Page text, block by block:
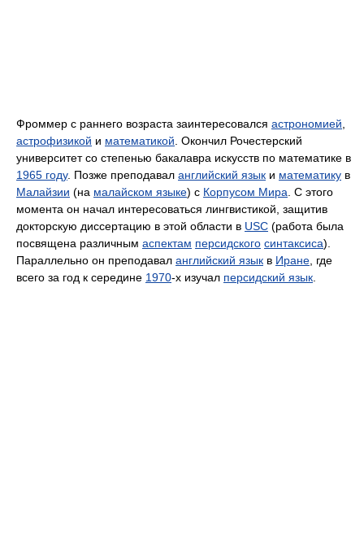
Фроммер с раннего возраста заинтересовался астрономией
астрофизикой и математикой . Окончил Рочестерский
университет со степенью бакалавра искусств по математике в
1965 году. Позже преподавал английский язык и математику в
Малайзии (на малайском языке) с Корпусом Мира . С этого
момента он начал интересоваться лингвистикой, защитив
докторскую диссертацию в этой области в USC (работа была
посвящена различным аспектам персидского синтаксиса).
Параллельно он преподавал английский язык в Иране , где
всего за год к середине 1970-х изучал персидский язык